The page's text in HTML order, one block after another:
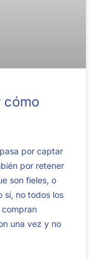
cómo
por captar
por retener
son fieles, o
sí, no todos los
compran
una vez y no